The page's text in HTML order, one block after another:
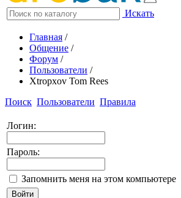
Искать
Главная /
Общение /
Форум /
Пользователи /
Xtropxov Tom Rees
Поиск Пользователи Правила
Логин:
Пароль:
Запомнить меня на этом компьютере